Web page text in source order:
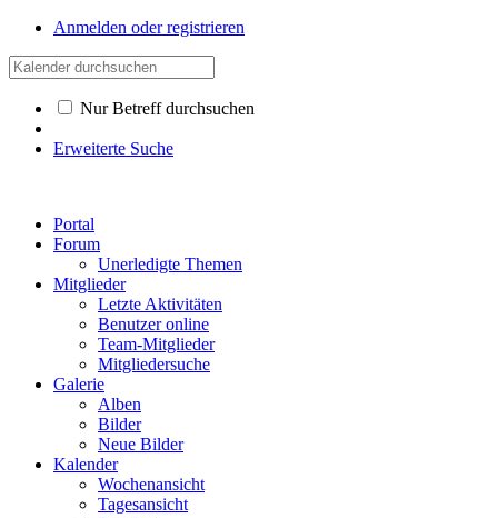
Anmelden oder registrieren
Nur Betreff durchsuchen
Erweiterte Suche
Portal
Forum
Unerledigte Themen
Mitglieder
Letzte Aktivitäten
Benutzer online
Team-Mitglieder
Mitgliedersuche
Galerie
Alben
Bilder
Neue Bilder
Kalender
Wochenansicht
Tagesansicht